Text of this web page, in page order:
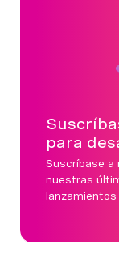
para
Suscríbase a
nuestras
lanzamientos